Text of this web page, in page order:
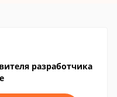
разработчика